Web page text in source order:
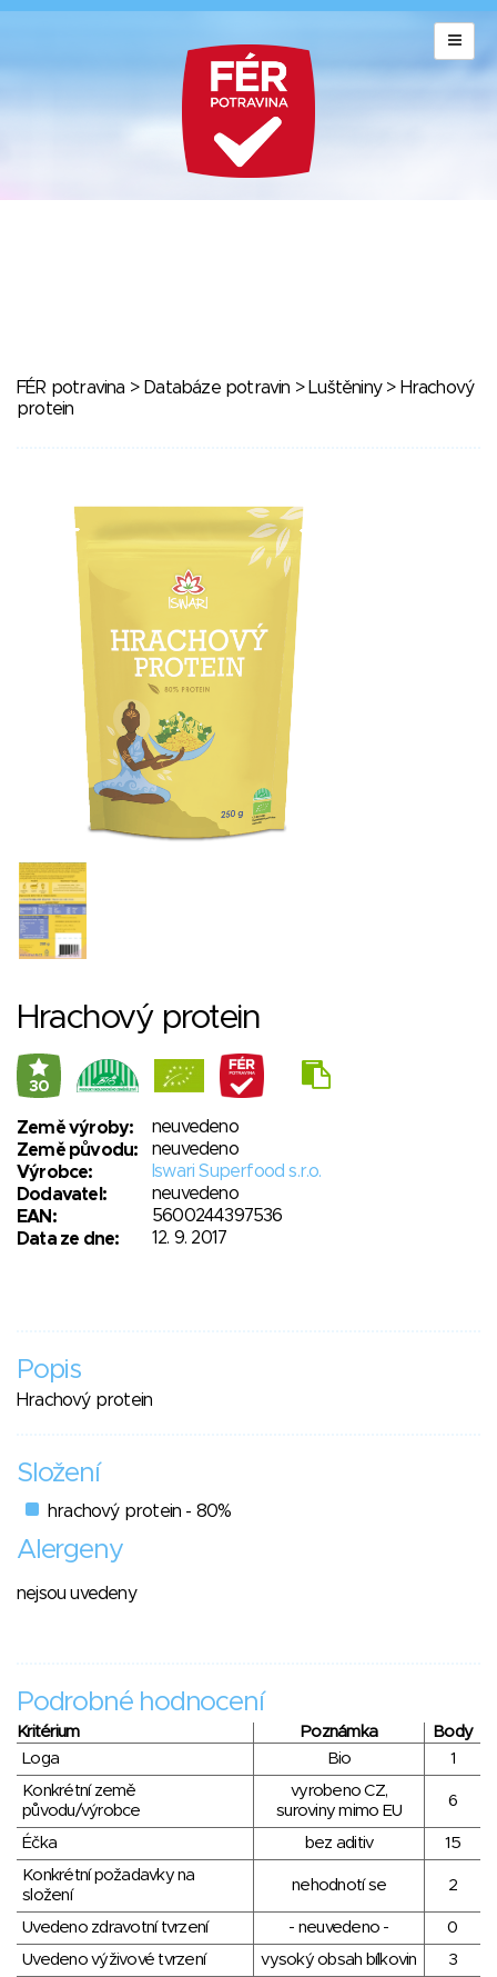
FÉR potravina > Databáze potravin > Luštěniny> Hrachový
protein
Hrachový protein
30
Země výroby:
neuvedeno
Země původu:
neuvedeno
Výrobce:
Iswari Superfood s.r.o.
Dodavatel:
neuvedeno
EAN:
5600244397536
Data ze dne:
12. 9. 2017
Popis
Hrachový protein
Složení
hrachový protein - 80%
Alergeny
nejsou uvedeny
Podrobné hodnocení
Kritérium Poznámka
Body
Loga
Bio
1
Konkrétní země
původu/výrobce
vyrobeno CZ,
suroviny mimo EU
6
Éčka bez aditiv
15
Konkrétní požadavky na
složení
nehodnotí se 2
Uvedeno zdravotní tvrzení - neuvedeno -
0
Uvedeno výživové tvrzení
vysoký obsah bílkovin
3